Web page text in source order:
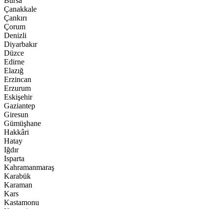
Çanakkale
Çankırı
Çorum
Denizli
Diyarbakır
Düzce
Edirne
Elazığ
Erzincan
Erzurum
Eskişehir
Gaziantep
Giresun
Gümüşhane
Hakkâri
Hatay
Iğdır
Isparta
Kahramanmaraş
Karabük
Karaman
Kars
Kastamonu